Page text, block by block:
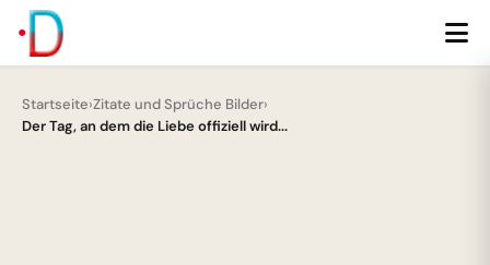
Startseite›Zitate und Sprüche Bilder›
Der Tag, an dem die Liebe offiziell wird...